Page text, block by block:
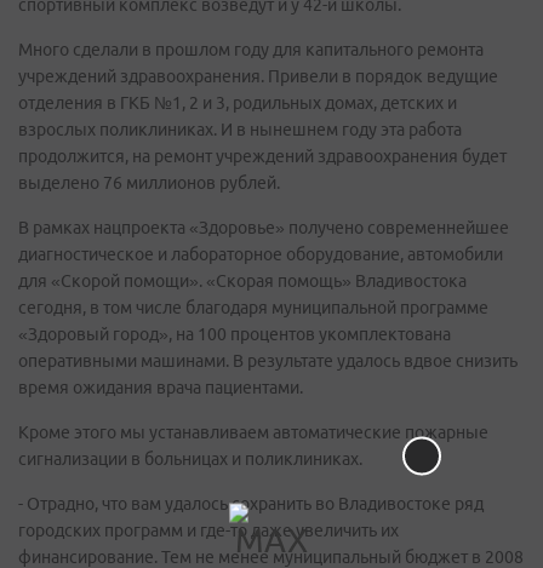
спортивный комплекс возведут и у 42-й школы.
Много сделали в прошлом году для капитального ремонта
учреждений здравоохранения. Привели в порядок ведущие
отделения в ГКБ №1, 2 и 3, родильных домах, детских и
взрослых поликлиниках. И в нынешнем году эта работа
продолжится, на ремонт учреждений здравоохранения будет
выделено 76 миллионов рублей.
В рамках нацпроекта «Здоровье» получено современнейшее
диагностическое и лабораторное оборудование, автомобили
для «Скорой помощи». «Скорая помощь» Владивостока
сегодня, в том числе благодаря муниципальной программе
«Здоровый город», на 100 процентов укомплектована
оперативными машинами. В результате удалось вдвое снизить
время ожидания врача пациентами.
Кроме этого мы устанавливаем автоматические пожарные
сигнализации в больницах и поликлиниках.
- Отрадно, что вам удалось сохранить во Владивостоке ряд
городских программ и где-то даже увеличить их
финансирование. Тем не менее муниципальный бюджет в 2008